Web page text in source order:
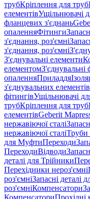
трубКріплення для труб
елементівУщільнювачі
фланцевих з'єднань
опаленняФітинги
з'єднання, роз'ємні
з'єднання, роз'ємні
З'єднувальні елементи
елементомЗ'єднувальні
опаленняПриладдя
з'єднувальних елементів
фітингівУщільнювачі
трубКріплення для труб
елементівGeberit
нержавіючої сталі
нержавіючої сталіТруби
для МуфтиПереходи
ПереходиВідводи
деталі для Трійники
Перехідники нероз'ємні
роз'ємніЗапасні деталі
роз'ємніКомпенсатори
КомпенсаториПрохідні